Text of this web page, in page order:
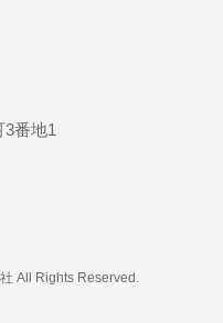
番地1
All Rights Reserved.